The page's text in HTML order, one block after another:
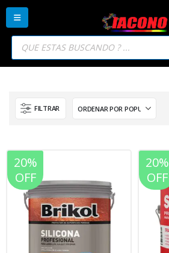
Búsqueda
productos
FILTRAR
20%
OFF
20%
OFF